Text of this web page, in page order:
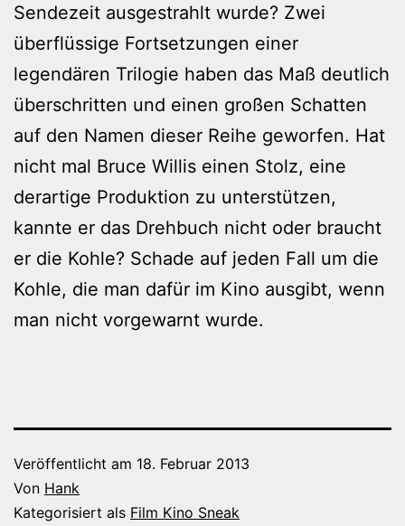
Sendezeit ausgestrahlt wurde? Zwei
überflüssige Fortsetzungen einer
legendären Trilogie haben das Maß deutlich
überschritten und einen großen Schatten
auf den Namen dieser Reihe geworfen. Hat
nicht mal Bruce Willis einen Stolz, eine
derartige Produktion zu unterstützen,
kannte er das Drehbuch nicht oder braucht
er die Kohle? Schade auf jeden Fall um die
Kohle, die man dafür im Kino ausgibt, wenn
man nicht vorgewarnt wurde.
Veröffentlicht am 18. Februar 2013
Von Hank
Kategorisiert als Film Kino Sneak